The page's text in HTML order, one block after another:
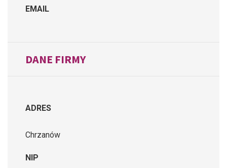
EMAIL
DANE FIRMY
ADRES
Chrzanów
NIP